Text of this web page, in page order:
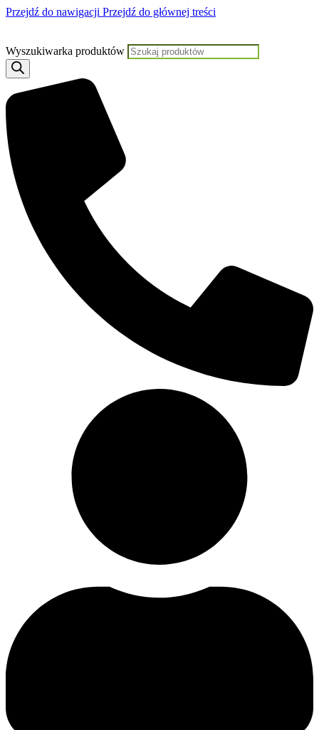
Przejdź do nawigacji Przejdź do głównej treści
Wyszukiwarka produktów